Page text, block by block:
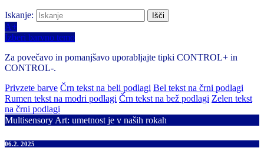
Iskanje:
A+
Izberi barvno temo
Za povečavo in pomanjšavo uporabljajte tipki CONTROL+ in
CONTROL-.
Privzete barve Črn tekst na beli podlagi Bel tekst na črni podlagi
Rumen tekst na modri podlagi Črn tekst na bež podlagi Zelen tekst
na črni podlagi
Multisensory Art: umetnost je v naših rokah
06.2. 2025